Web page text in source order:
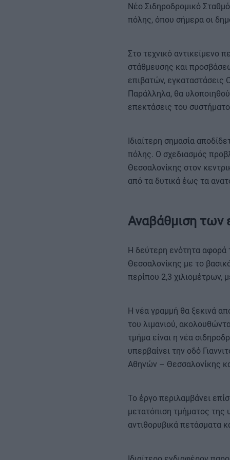
Νέο Σιδηροδρομικό
πόλης, όπου σήμερα οι
Στο τεχνικό αντικείμενο
στάθμευσης και
επιβατών, εγκαταστάσεις
Παράλληλα, θα
επεκτάσεις του
Ιδιαίτερη σημασία
πόλης. Ο σχεδιασμός
Θεσσαλονίκης στον
από τα δυτικά έως τα
Αναβάθμιση των
Η δεύτερη ενότητα αφορά
Θεσσαλονίκης με το
περίπου 2,3 χιλιομέτρων,
Η νέα γραμμή θα ξεκινά
του λιμανιού,
τμήμα είναι η νέα
υπερβαίνει την οδό
Αθηνών – Θεσσαλονίκης
Το έργο περιλαμβάνει
μετατόπιση τμήματος της
αντιθορυβικά πετάσματα